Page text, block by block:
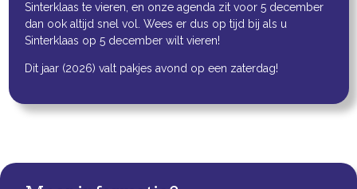
Sinterklaas te vieren, en onze agenda zit voor 5 december
dan ook altijd snel vol. Wees er dus op tijd bij als u
Sinterklaas op 5 december wilt vieren!
Dit jaar (2026) valt pakjes avond op een zaterdag!